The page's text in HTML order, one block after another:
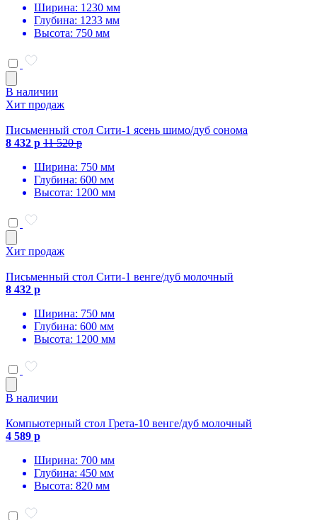
Ширина: 1230 мм
Глубина: 1233 мм
Высота: 750 мм
В наличии
Хит продаж
Письменный стол Сити-1 ясень шимо/дуб сонома
8 432 р 11 520 р
Ширина: 750 мм
Глубина: 600 мм
Высота: 1200 мм
Хит продаж
Письменный стол Сити-1 венге/дуб молочный
8 432 р
Ширина: 750 мм
Глубина: 600 мм
Высота: 1200 мм
В наличии
Компьютерный стол Грета-10 венге/дуб молочный
4 589 р
Ширина: 700 мм
Глубина: 450 мм
Высота: 820 мм